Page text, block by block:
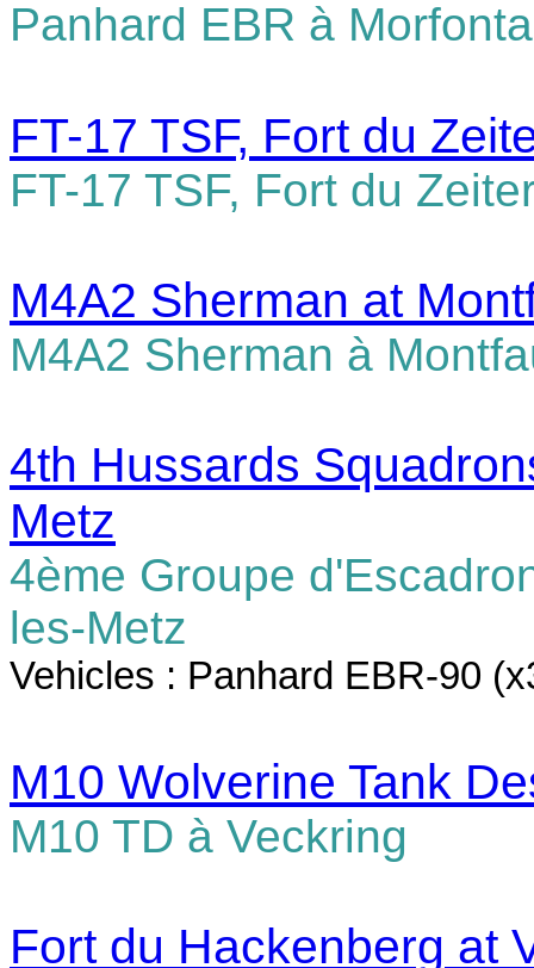
Panhard EBR à
FT-17 TSF, Fort du
FT-17 TSF, Fort du
M4A2 Sherman at
M4A2 Sherman à
4th Hussards
Metz
4ème Groupe
les-Metz
Vehicles : Panhard EBR-90
M10 Wolverine Tank
M10 TD à Veckring
Fort du Hackenberg at